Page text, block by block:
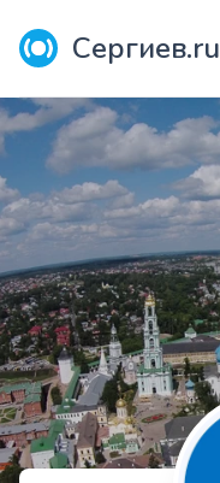
Сергиев.ru